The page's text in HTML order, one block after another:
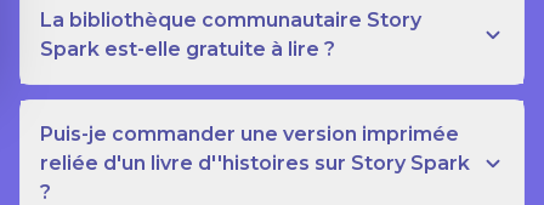
La bibliothèque communautaire Story
Spark est-elle gratuite à lire ?
Puis-je commander une version imprimée
reliée d'un livre d''histoires sur Story Spark
?